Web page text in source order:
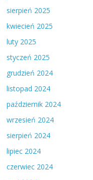
sierpień 2025
kwiecień 2025
luty 2025
styczeń 2025
grudzień 2024
listopad 2024
październik 2024
wrzesień 2024
sierpień 2024
lipiec 2024
czerwiec 2024